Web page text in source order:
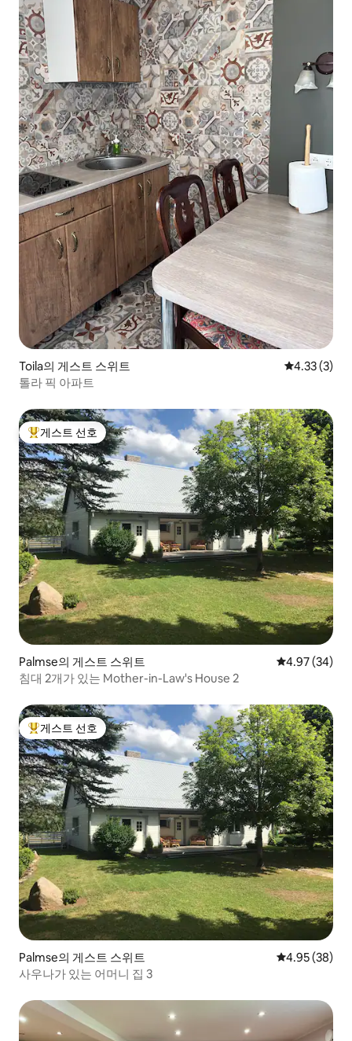
Toila의 게스트 스위트 평점 4.33점
4.33 (3)
톨라 픽 아파트
상위 게스트 선호
게스트 선호
Palmse의 게스트 스위트 평점 4.97점(5
4.97 (34)
침대 2개가 있는 Mother-in-Law's House 2
상위 게스트 선호
게스트 선호
Palmse의 게스트 스위트 평점 4.95점(5
4.95 (38)
사우나가 있는 어머니 집 3